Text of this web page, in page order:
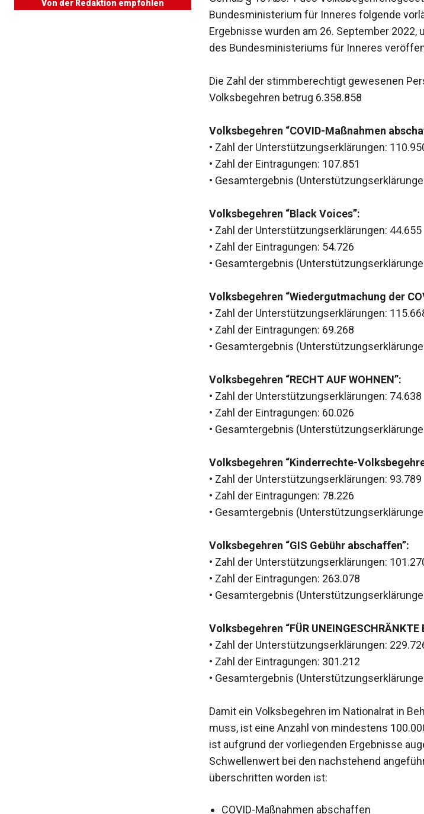
Von der Redaktion empfohlen
Bundesministerium für Inneres folgende
Ergebnisse wurden am 26. September 2022,
des Bundesministeriums für Inneres
Die Zahl der stimmberechtigt gewesenen
Volksbegehren betrug 6.358.858
Volksbegehren “COVID-Maßnahmen
• Zahl der Unterstützungserklärungen:
• Zahl der Eintragungen: 107.851
• Gesamtergebnis
Volksbegehren “Black Voices”:
• Zahl der Unterstützungserklärungen: 44.655
• Zahl der Eintragungen: 54.726
• Gesamtergebnis
Volksbegehren “Wiedergutmachung der
• Zahl der Unterstützungserklärungen:
• Zahl der Eintragungen: 69.268
• Gesamtergebnis
Volksbegehren “RECHT AUF WOHNEN”:
• Zahl der Unterstützungserklärungen: 74.638
• Zahl der Eintragungen: 60.026
• Gesamtergebnis
Volksbegehren “Kinderrechte-
• Zahl der Unterstützungserklärungen: 93.789
• Zahl der Eintragungen: 78.226
• Gesamtergebnis
Volksbegehren “GIS Gebühr abschaffen”:
• Zahl der Unterstützungserklärungen:
• Zahl der Eintragungen: 263.078
• Gesamtergebnis
Volksbegehren “FÜR UNEINGESCHRÄNKTE
• Zahl der Unterstützungserklärungen:
• Zahl der Eintragungen: 301.212
• Gesamtergebnis
Damit ein Volksbegehren im Nationalrat in
muss, ist eine Anzahl von mindestens
ist aufgrund der vorliegenden Ergebnisse
Schwellenwert bei den nachstehend
überschritten worden ist:
COVID-Maßnahmen abschaffen